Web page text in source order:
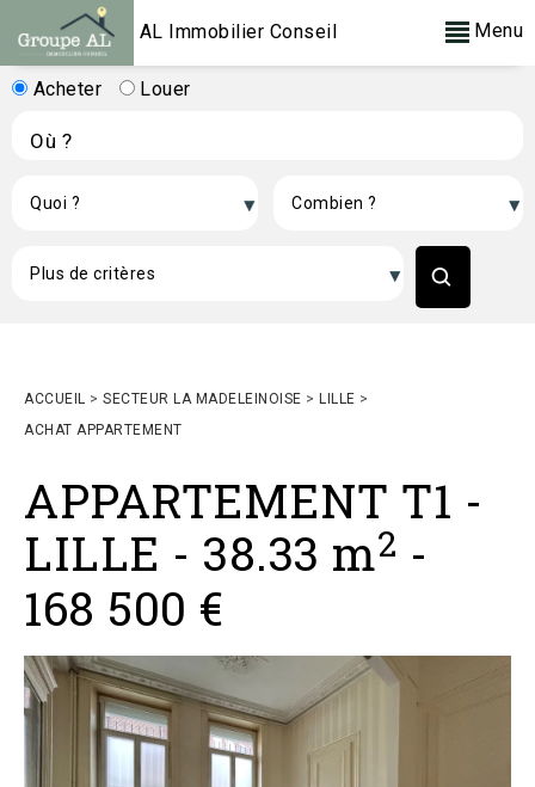
AL Immobilier Conseil Menu
Acheter Louer
ACCUEIL > SECTEUR LA MADELEINOISE > LILLE >
ACHAT APPARTEMENT
APPARTEMENT T1 -
LILLE - 38.33 m2 -
168 500 €